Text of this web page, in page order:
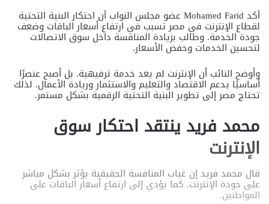
أكدMohamed Farid عضو مجلس النواب أن احتكار البنية التحتية
لقطاع الإنترنت في مصر تسبب في ارتفاع أسعار الباقات وضعف
جودة الخدمة. وطالب بزيادة المنافسة داخل سوق الاتصالات
لتحسين الخدمات وخفض الأسعار.
وأوضح النائب أن الإنترنت لم يعد خدمة ترفيهية. بل أصبح عنصرًا
أساسيًا يدعم الاقتصاد والتعليم والاستثمار وريادة الأعمال. لذلك
تحتاج مصر إلى تطوير البنية التحتية الرقمية بشكل مستمر.
محمد فريد ينتقد احتكار سوق
الإنترنت
قال محمد فريد إن غياب المنافسة الحقيقية يؤثر بشكل مباشر
على جودة الإنترنت. كما يؤدي إلى ارتفاع أسعار الباقات على
المواطنين.